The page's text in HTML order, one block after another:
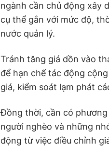
ngành cần chủ động xây
cụ thể gắn với mức độ,
nước quản lý.
Tránh tăng giá dồn vào
để hạn chế tác động
giá, kiểm soát lạm phát
Đồng thời, cần có
người nghèo và những
động từ việc điều chỉnh